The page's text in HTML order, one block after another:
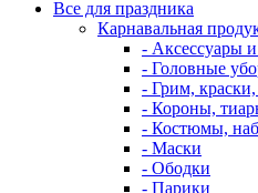
Все для праздника
Карнавальная
- Аксессуары и
- Головные
- Грим, краски,
- Короны,
- Костюмы,
- Маски
- Ободки
- Парики